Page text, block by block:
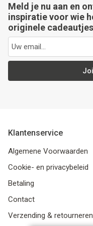
Meld je nu aan en
inspiratie voor wie
originele
Klantenservice
Algemene Voorwaarden
Cookie- en privacybeleid
Betaling
Contact
Verzending & retourneren